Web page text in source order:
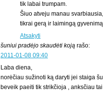
tik labai trumpam.
Šiuo atveju manau
tikrai gerą ir laimingą
Atsakyti
šuniui pradėjo skaudėti koją rašo:
2011-01-08 09:40
Laba diena,
norėčiau sužinoti ką daryti jei staiga
beveik paeiti tik strikčioja , anksčiau